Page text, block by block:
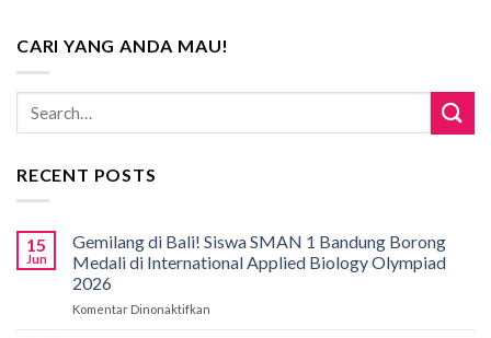
CARI YANG ANDA MAU!
RECENT POSTS
15
Jun
Gemilang di Bali! Siswa SMAN 1 Bandung Borong
Medali di International Applied Biology Olympiad
2026
Komentar Dinonaktifkan